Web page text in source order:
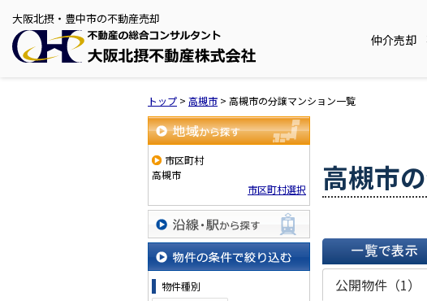
大阪北摂・豊中市の不動産売却
仲介売却
トップ > 高槻市 > 高槻市の分譲マンション一覧
地域から探す
市区町村
高槻市
市区町村選択
沿線・駅から探す
物件の条件で絞り込む
物件種別
高槻市
一覧で表示
公開物件（1）